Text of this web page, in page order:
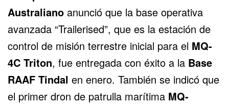
Australiano anunció que la base operativa
avanzada “Trailerised”, que es la estación de
control de misión terrestre inicial para el MQ-
4C Triton, fue entregada con éxito a la Base
RAAF Tindal en enero. También se indicó que
el primer dron de patrulla marítima MQ-